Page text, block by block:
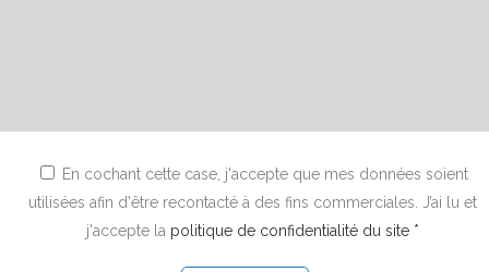
En cochant cette case, j'accepte que mes données soient
utilisées afin d'être recontacté à des fins commerciales. J’ai lu et
j'accepte la politique de confidentialité du site *